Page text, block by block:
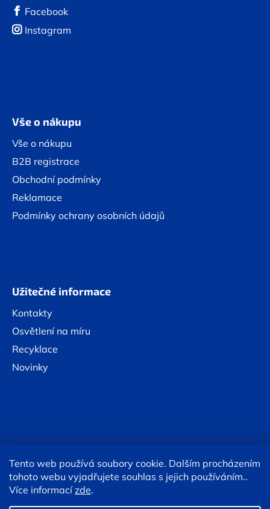
Tento web používá soubory cookie. Dalším procházením
tohoto webu vyjadřujete souhlas s jejich používáním..
Více informacízde.
Facebook
Instagram
Vše o nákupu
Vše o nákupu
B2B registrace
Obchodní podmínky
Reklamace
Podmínky ochrany osobních údajů
Užitečné informace
Kontakty
Osvětlení na míru
Recyklace
Novinky
Online platby: